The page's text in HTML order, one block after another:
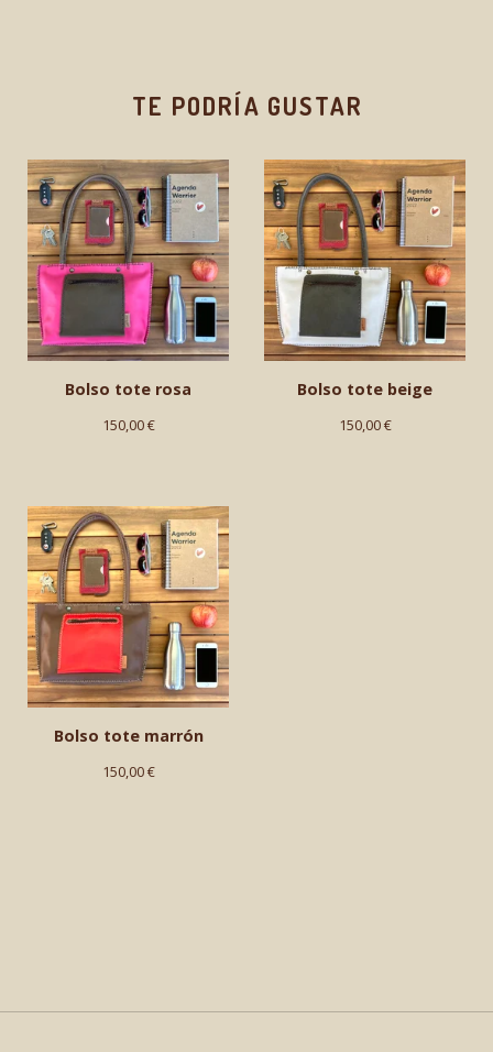
TE PODRÍA GUSTAR
Bolso tote rosa
150,00€
Bolso tote beige
150,00€
Bolso tote marrón
150,00€